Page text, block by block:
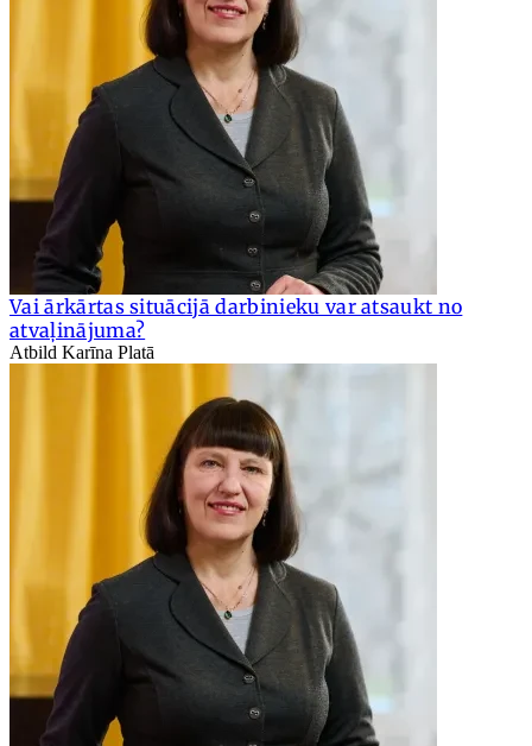
Vai ārkārtas situācijā darbinieku var atsaukt no
atvaļinājuma?
Atbild Karīna Platā